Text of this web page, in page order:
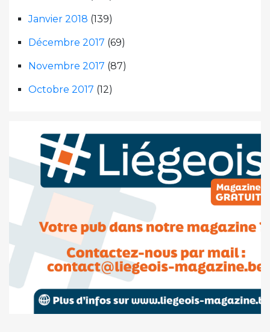
Janvier 2018 (139)
Décembre 2017 (69)
Novembre 2017 (87)
Octobre 2017 (12)